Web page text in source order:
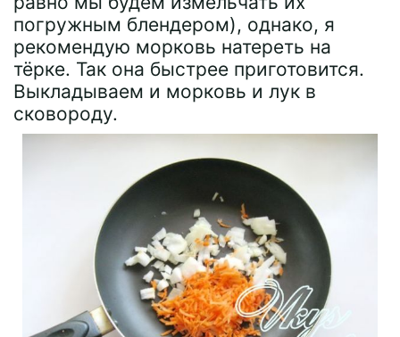
погружным блендером), однако, я
рекомендую морковь натереть на
тёрке. Так она быстрее приготовится.
Выкладываем и морковь и лук в
сковороду.